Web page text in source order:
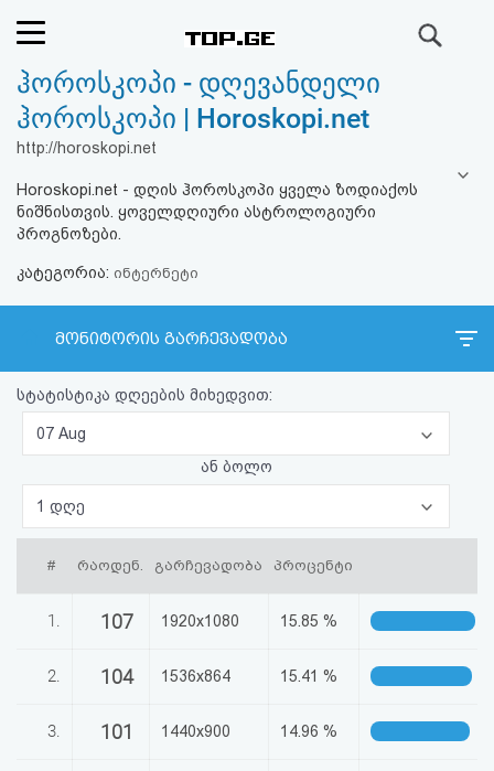
რეიტინგი
(მთავარი)
ფოსტა
რეგისტრაცია
აღდგენა
HTML
კოდი
სალიცენზიო
ჰოროსკოპი - დღევანდელი
ჰოროსკოპი | Horoskopi.net
http://horoskopi.net
Horoskopi.net - დღის ჰოროსკოპი ყველა ზოდიაქოს
ნიშნისთვის. ყოველდღიური ასტროლოგიური
პროგნოზები.
კატეგორია: ინტერნეტი
მონიტორის გარჩევადობა
სტატისტიკა დღეების მიხედვით:
07 Aug
ან ბოლო
1 დღე
# რაოდენ. გარჩევადობა პროცენტი
1. 107 1920x1080 15.85 %
2. 104 1536x864 15.41 %
3. 101 1440x900 14.96 %